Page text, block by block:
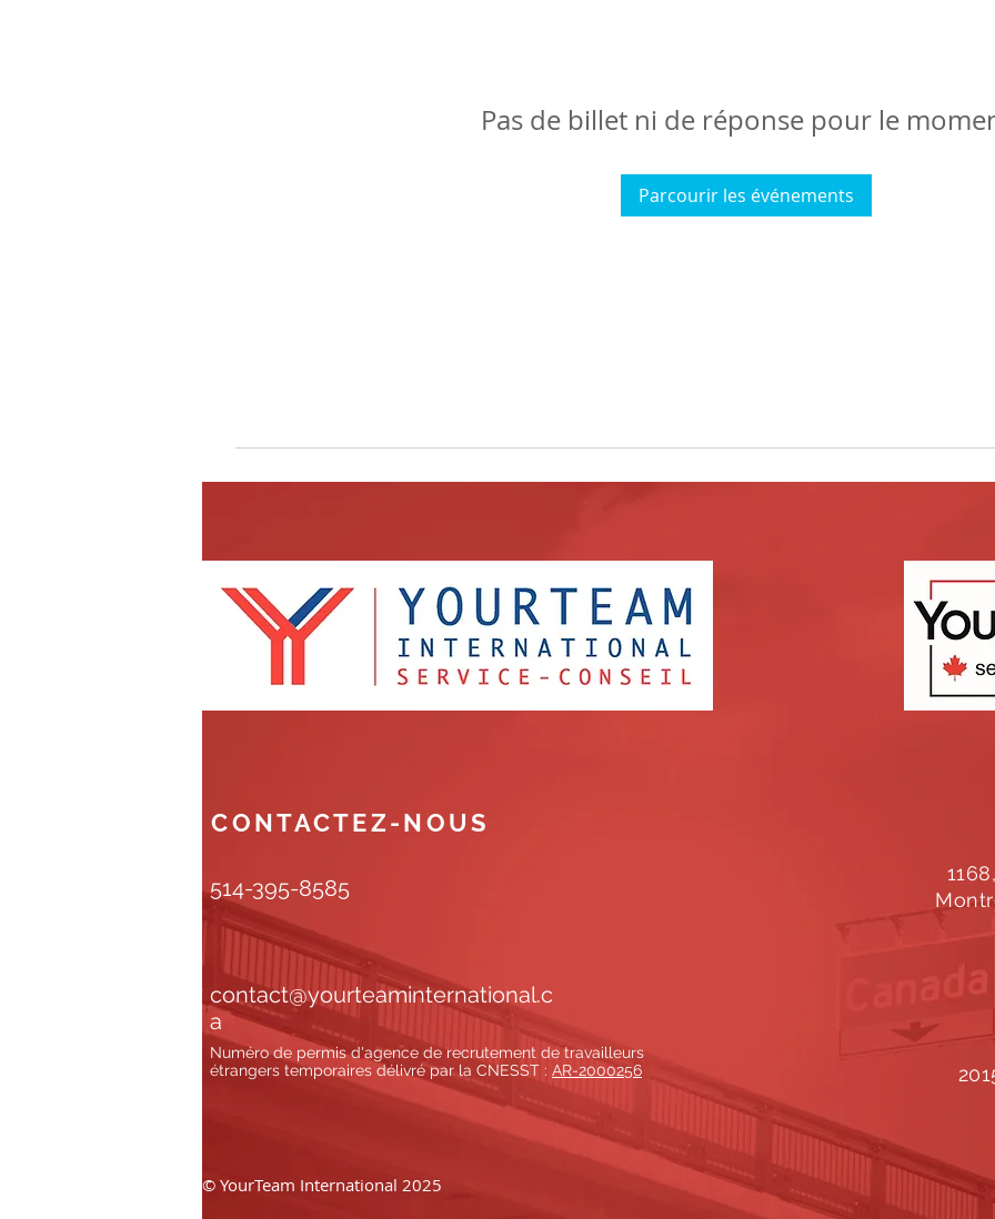
Pas de billet ni de réponse pour le
Parcourir les événements
CONTACTEZ-NOUS
514-395-8585
contact@yourteaminternational.c
a
Numéro de permis d'agence de recrutement de travailleurs
étrangers temporaires délivré par la CNESST : AR-2000256
© YourTeam International 2025